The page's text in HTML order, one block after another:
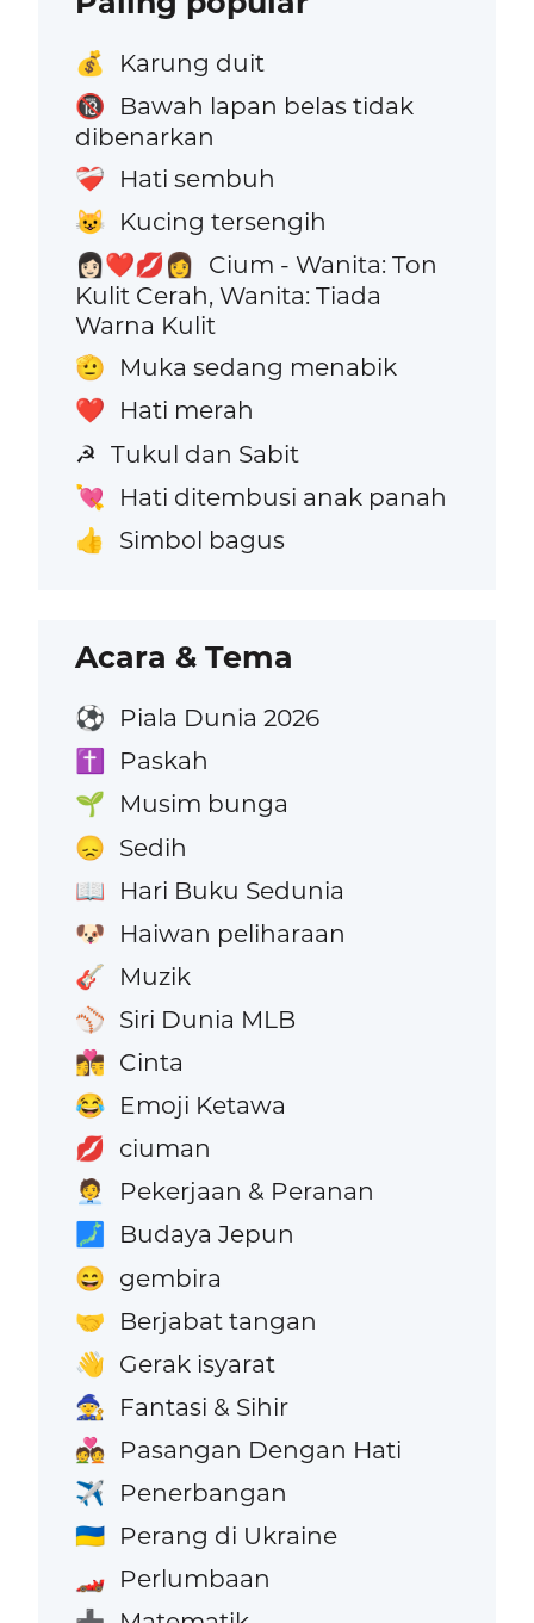
💰 Karung duit
🔞
Bawah lapan belas tidak
dibenarkan
❤️‍🩹 Hati sembuh
😺 Kucing tersengih
👩🏻‍❤️‍💋‍👩
Cium - Wanita: Ton
Kulit Cerah, Wanita: Tiada
Warna Kulit
🫡 Muka sedang menabik
❤️ Hati merah
☭ Tukul dan Sabit
💘 Hati ditembusi anak panah
👍 Simbol bagus
Acara & Tema
⚽ Piala Dunia 2026
✝️ Paskah
🌱 Musim bunga
😞 Sedih
📖 Hari Buku Sedunia
🐶 Haiwan peliharaan
🎸 Muzik
⚾ Siri Dunia MLB
👩‍❤️‍💋‍👨 Cinta
😂 Emoji Ketawa
💋 ciuman
🧑‍💼 Pekerjaan & Peranan
🗾 Budaya Jepun
😄 gembira
🤝 Berjabat tangan
👋 Gerak isyarat
🧙 Fantasi & Sihir
💑 Pasangan Dengan Hati
✈️ Penerbangan
🇺🇦 Perang di Ukraine
🏎️ Perlumbaan